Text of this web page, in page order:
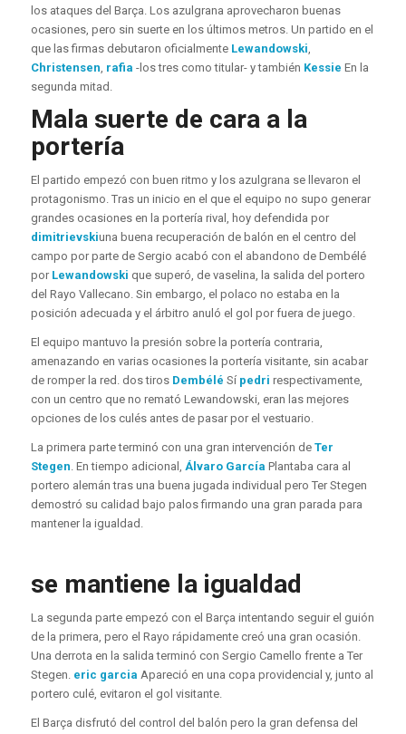
los ataques del Barça. Los azulgrana aprovecharon buenas
ocasiones, pero sin suerte en los últimos metros. Un partido en el
que las firmas debutaron oficialmente Lewandowski,
Christensen, rafia -los tres como titular- y también Kessie En la
segunda mitad.
Mala suerte de cara a la
portería
El partido empezó con buen ritmo y los azulgrana se llevaron el
protagonismo. Tras un inicio en el que el equipo no supo generar
grandes ocasiones en la portería rival, hoy defendida por
dimitrievskiuna buena recuperación de balón en el centro del
campo por parte de Sergio acabó con el abandono de Dembélé
por Lewandowski que superó, de vaselina, la salida del portero
del Rayo Vallecano. Sin embargo, el polaco no estaba en la
posición adecuada y el árbitro anuló el gol por fuera de juego.
El equipo mantuvo la presión sobre la portería contraria,
amenazando en varias ocasiones la portería visitante, sin acabar
de romper la red. dos tiros Dembélé Sí pedri respectivamente,
con un centro que no remató Lewandowski, eran las mejores
opciones de los culés antes de pasar por el vestuario.
La primera parte terminó con una gran intervención de Ter
Stegen. En tiempo adicional, Álvaro García Plantaba cara al
portero alemán tras una buena jugada individual pero Ter Stegen
demostró su calidad bajo palos firmando una gran parada para
mantener la igualdad.
se mantiene la igualdad
La segunda parte empezó con el Barça intentando seguir el guión
de la primera, pero el Rayo rápidamente creó una gran ocasión.
Una derrota en la salida terminó con Sergio Camello frente a Ter
Stegen. eric garcia Apareció en una copa providencial y, junto al
portero culé, evitaron el gol visitante.
El Barça disfrutó del control del balón pero la gran defensa del